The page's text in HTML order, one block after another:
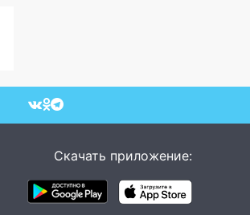
Скачать приложение: